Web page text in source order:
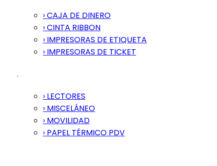
› CAJA DE DINERO
› CINTA RIBBON
› IMPRESORAS DE ETIQUETA
› IMPRESORAS DE TICKET
› LECTORES
› MISCELÁNEO
› MOVILIDAD
› PAPEL TÉRMICO PDV